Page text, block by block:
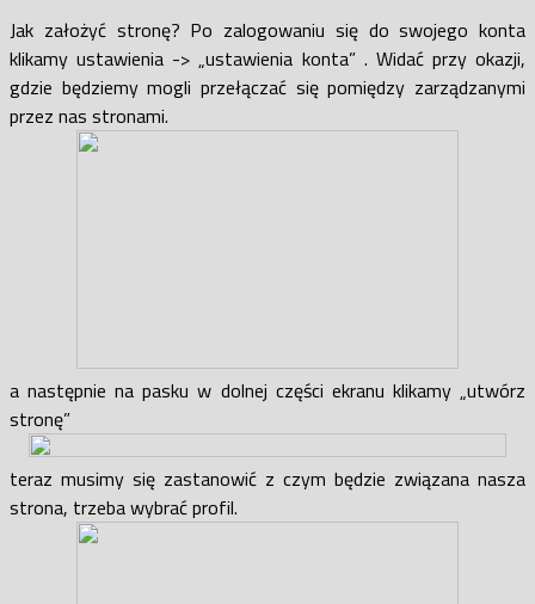
Jak założyć stronę? Po zalogowaniu się do swojego konta
klikamy ustawienia -> „ustawienia konta” . Widać przy okazji,
gdzie będziemy mogli przełączać się pomiędzy zarządzanymi
przez nas stronami.
a następnie na pasku w dolnej części ekranu klikamy „utwórz
stronę”
teraz musimy się zastanowić z czym będzie związana nasza
strona, trzeba wybrać profil.